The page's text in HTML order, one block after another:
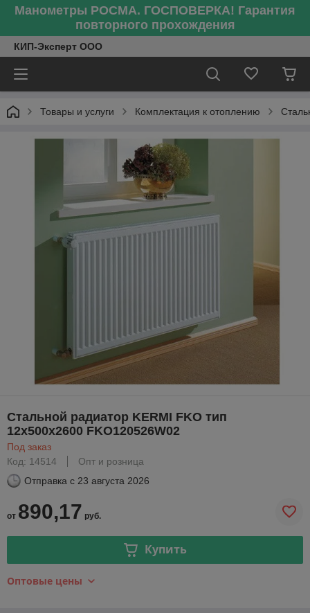
Манометры РОСМА. ГОСПОВЕРКА! Гарантия
повторного прохождения
КИП-Эксперт ООО
Товары и услуги Комплектация к отоплению
Стальной радиатор KERMI FKO тип
12х500х2600 FKO120526W02
Под заказ
Код: 14514
Опт и розница
Отправка с 23 августа 2026
от 890,17 руб.
Купить
Оптовые цены